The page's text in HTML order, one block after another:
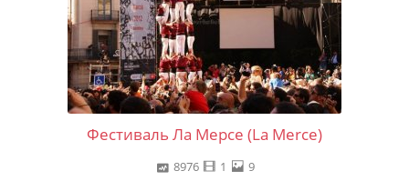
Фестиваль Ла Мерсе (La Merce)
8976 1 9